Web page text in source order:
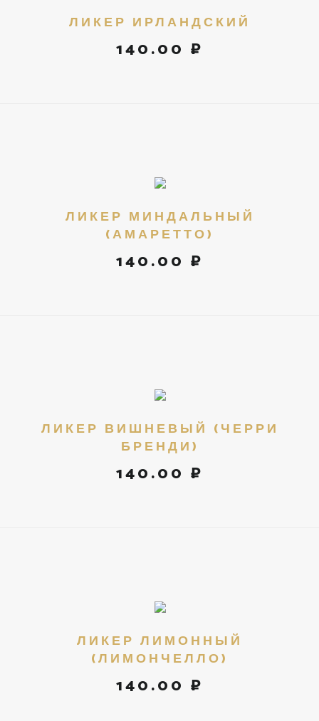
ЛИКЕР ИРЛАНДСКИЙ
140.00 ₽
ЛИКЕР МИНДАЛЬНЫЙ
(АМАРЕТТО)
140.00 ₽
ЛИКЕР ВИШНЕВЫЙ (ЧЕРРИ
БРЕНДИ)
140.00 ₽
ЛИКЕР ЛИМОННЫЙ
(ЛИМОНЧЕЛЛО)
140.00 ₽